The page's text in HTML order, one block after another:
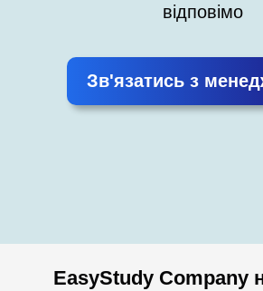
відповімо
Зв'язатись з
EasyStudy Company